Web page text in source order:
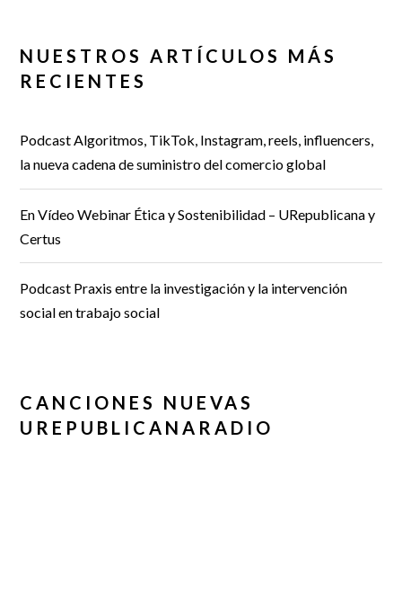
NUESTROS ARTÍCULOS MÁS
RECIENTES
Podcast Algoritmos, TikTok, Instagram, reels, influencers,
la nueva cadena de suministro del comercio global
En Vídeo Webinar Ética y Sostenibilidad – URepublicana y
Certus
Podcast Praxis entre la investigación y la intervención
social en trabajo social
CANCIONES NUEVAS
UREPUBLICANARADIO